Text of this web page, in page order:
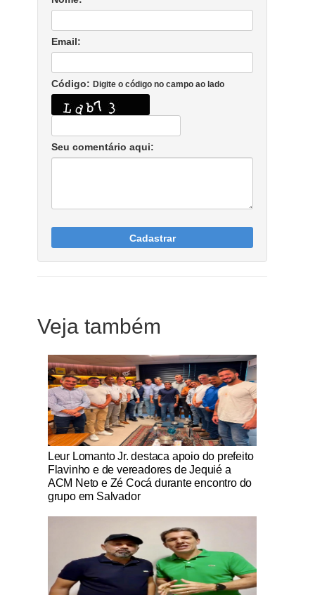
Email:
Código: Digite o código no campo ao lado
Seu comentário aqui:
Cadastrar
Veja também
Notícias Católicas
Leur Lomanto Jr. destaca apoio do prefeito
Flavinho e de vereadores de Jequié a
ACM Neto e Zé Cocá durante encontro do
grupo em Salvador